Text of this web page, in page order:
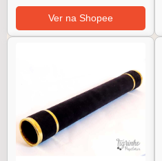
Ver na Shopee